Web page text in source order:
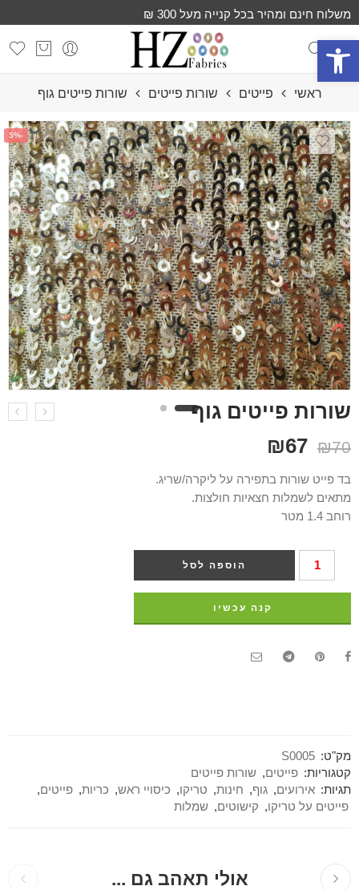
פתח סרגל נגישות
משלוח חינם ומהיר בכל קנייה מעל 300 ₪
ראשי פייטים שורות פייטים שורות פייטים גוף
-5%
שורות פייטים גוף
₪70
₪67
בד פייט שורות בתפירה על ליקרה/שריג.
מתאים לשמלות חצאיות חולצות.
רוחב 1.4 מטר
הוספה לסל
קנה עכשיו
מק"ט: S0005
קטגוריות: פייטים, שורות פייטים
תגיות: אירועים, גוף, חינות, טריקו, כיסויי ראש, כריות, פייטים,
פייטים על טריקו, קישוטים, שמלות
אולי תאהב גם ...